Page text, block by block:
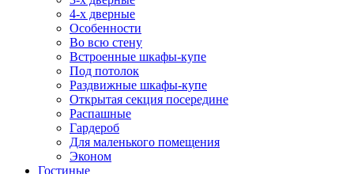
4-х дверные
Особенности
Во всю стену
Встроенные шкафы-купе
Под потолок
Раздвижные шкафы-купе
Открытая секция посередине
Распашные
Гардероб
Для маленького помещения
Эконом
Гостиные